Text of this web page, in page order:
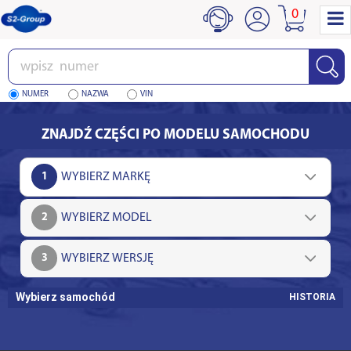
Wpisz
numer
NUMER NAZWA VIN
0
ZNAJDŹ CZĘŚCI PO MODELU SAMOCHODU
1
2
3
Wybierz samochód HISTORIA